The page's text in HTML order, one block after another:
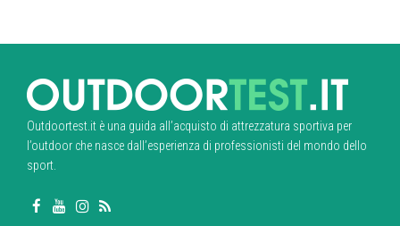
Outdoortest.it è una guida all’acquisto di attrezzatura sportiva per
l’outdoor che nasce dall’esperienza di professionisti del mondo dello
sport.